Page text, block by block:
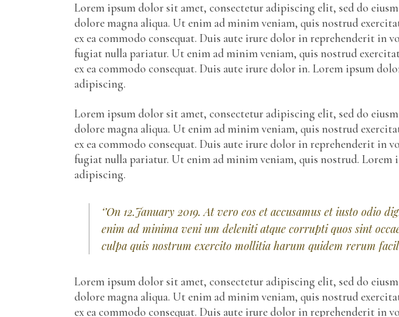
Lorem ipsum dolor sit amet, consectetur adipiscing elit, sed do
dolore magna aliqua. Ut enim ad minim veniam, quis nostrud
ex ea commodo consequat. Duis aute irure dolor in reprehenderit in
fugiat nulla pariatur. Ut enim ad minim veniam, quis nostrud
ex ea commodo consequat. Duis aute irure dolor in. Lorem ipsum
adipiscing.
Lorem ipsum dolor sit amet, consectetur adipiscing elit, sed do
dolore magna aliqua. Ut enim ad minim veniam, quis nostrud
ex ea commodo consequat. Duis aute irure dolor in reprehenderit in
fugiat nulla pariatur. Ut enim ad minim veniam, quis nostrud. Lorem
adipiscing.
‘’On 12.January 2019. At vero eos et accusamus et iusto odio
enim ad minima veni um deleniti atque corrupti quos sint
culpa quis nostrum exercito mollitia harum quidem rerum
Lorem ipsum dolor sit amet, consectetur adipiscing elit, sed do
dolore magna aliqua. Ut enim ad minim veniam, quis nostrud
ex ea commodo consequat. Duis aute irure dolor in reprehenderit in